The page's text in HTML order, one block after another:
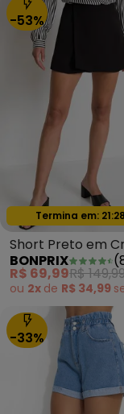
-53%
Oferta
Termina em:
Short Preto em
Plano
BONPRIX (
R$ 69,99R$
ou 2x de R$ 34,99
-33%